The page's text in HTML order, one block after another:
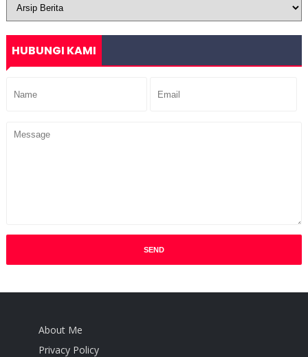
HUBUNGI KAMI
About Me
Privacy Policy